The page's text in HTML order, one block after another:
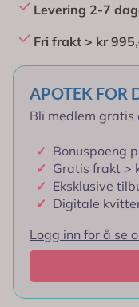
Levering 2-7
Fri frakt > kr
APOTEK FOR
Bli medlem gratis
✓ Bonuspoeng
✓ Gratis frakt >
✓ Eksklusive
✓ Digitale
Logg inn for å se